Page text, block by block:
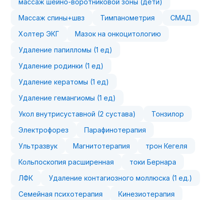
массаж шейно-воротниковой зоны (дети)
Массаж спины+швз
Тимпанометрия
СМАД
Холтер ЭКГ
Мазок на онкоцитологию
Удаление папилломы (1 ед)
Удаление родинки (1 ед)
Удаление кератомы (1 ед)
Удаление гемангиомы (1 ед)
Укол внутрисуставной (2 сустава)
Тонзилор
Электрофорез
Парафинотерапия
Ультразвук
Магнитотерапия
трон Кегеля
Кольпоскопия расширенная
токи Бернара
ЛФК
Удаление контагиозного моллюска (1 ед.)
Семейная психотерапия
Кинезиотерапия